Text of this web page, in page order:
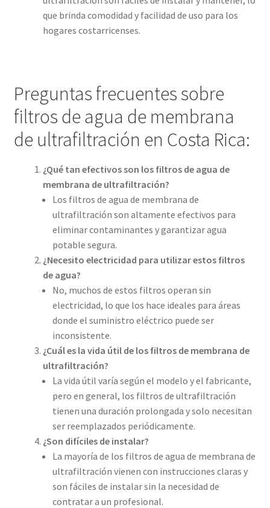
que brinda comodidad y facilidad de uso para los
hogares costarricenses.
Preguntas frecuentes sobre
filtros de agua de membrana
de ultrafiltración en Costa Rica:
¿Qué tan efectivos son los filtros de agua de
membrana de ultrafiltración?
Los filtros de agua de membrana de
ultrafiltración son altamente efectivos para
eliminar contaminantes y garantizar agua
potable segura.
¿Necesito electricidad para utilizar estos filtros
de agua?
No, muchos de estos filtros operan sin
electricidad, lo que los hace ideales para áreas
donde el suministro eléctrico puede ser
inconsistente.
¿Cuál es la vida útil de los filtros de membrana de
ultrafiltración?
La vida útil varía según el modelo y el fabricante,
pero en general, los filtros de ultrafiltración
tienen una duración prolongada y solo necesitan
ser reemplazados periódicamente.
¿Son difíciles de instalar?
La mayoría de los filtros de agua de membrana de
ultrafiltración vienen con instrucciones claras y
son fáciles de instalar sin la necesidad de
contratar a un profesional.